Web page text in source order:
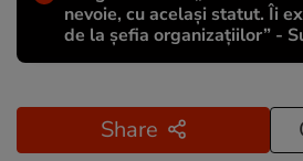
nevoie, cu același statut. Îi
de la șefia organizațiilor” -
Share